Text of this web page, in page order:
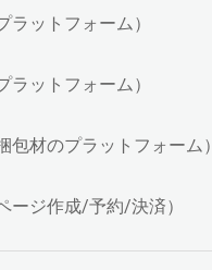
ラットフォーム）
ラットフォーム）
包材のプラットフォーム）
ージ作成/予約/決済）